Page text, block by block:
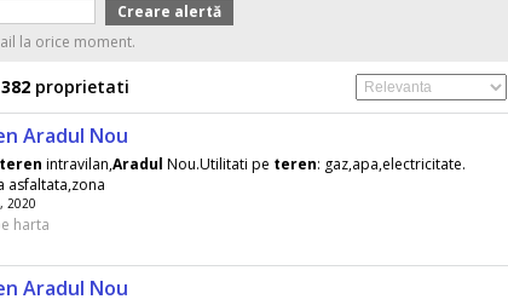
la orice moment.
proprietati
Aradul Nou
teren intravilan,Aradul Nou.Utilitati pe teren: gaz,apa,electricitate.
asfaltata,zona
2020
harta
Aradul Nou